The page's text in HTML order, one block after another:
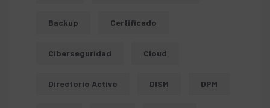
Backup Certificado
Ciberseguridad Cloud
Directorio Activo DISM DPM